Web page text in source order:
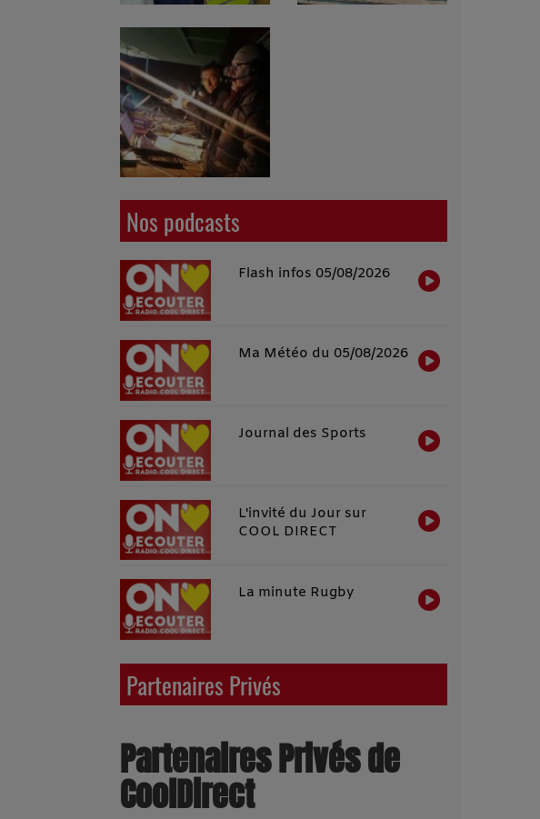
Nos podcasts
Flash infos 05/08/2026
Ma Météo du 05/08/2026
Journal des Sports
L'invité du Jour sur
COOL DIRECT
La minute Rugby
Partenaires Privés
Partenaires Privés de
CoolDirect